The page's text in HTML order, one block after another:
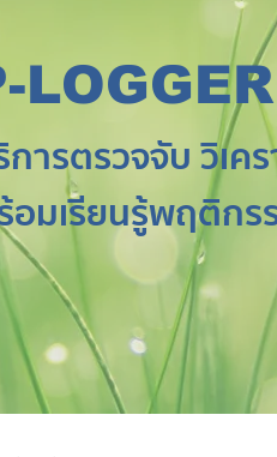
LOGGER
การตรวจจับ วิเค
มเรียนรู้พฤติกร